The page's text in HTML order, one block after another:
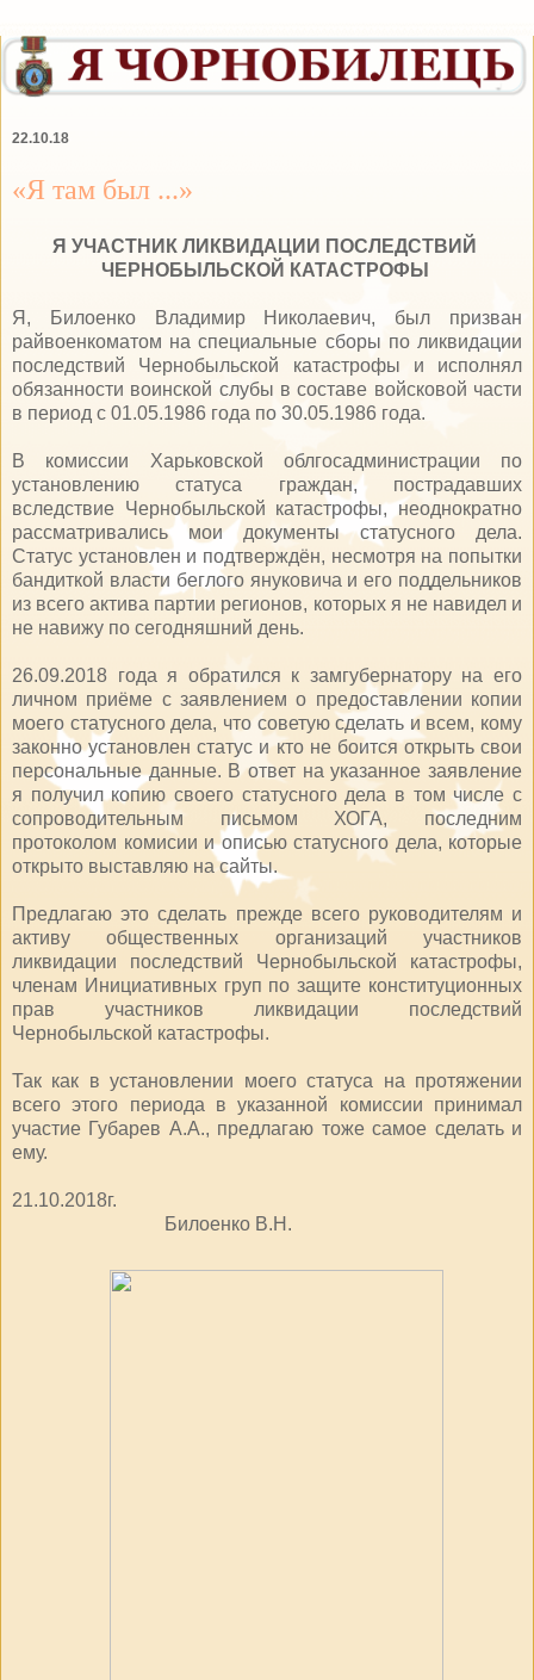
22.10.18
«Я там был ...»
Я УЧАСТНИК ЛИКВИДАЦИИ ПОСЛЕДСТВИЙ
ЧЕРНОБЫЛЬСКОЙ КАТАСТРОФЫ
Я, Билоенко Владимир Николаевич, был призван
райвоенкоматом на специальные сборы по ликвидации
последствий Чернобыльской катастрофы и исполнял
обязанности воинской слубы в составе войсковой части
в период с 01.05.1986 года по 30.05.1986 года.
В комиссии Харьковской облгосадминистрации по
установлению статуса граждан, пострадавших
вследствие Чернобыльской катастрофы, неоднократно
рассматривались мои документы статусного дела.
Статус установлен и подтверждён, несмотря на попытки
бандиткой власти беглого януковича и его поддельников
из всего актива партии регионов, которых я не навидел и
не навижу по сегодняшний день.
26.09.2018 года я обратился к замгубернатору на его
личном приёме с заявлением о предоставлении копии
моего статусного дела, что советую сделать и всем, кому
законно установлен статус и кто не боится открыть свои
персональные данные. В ответ на указанное заявление
я получил копию своего статусного дела в том числе с
сопроводительным письмом ХОГА, последним
протоколом комисии и описью статусного дела, которые
открыто выставляю на сайты.
Предлагаю это сделать прежде всего руководителям и
активу общественных организаций участников
ликвидации последствий Чернобыльской катастрофы,
членам Инициативных груп по защите конституционных
прав участников ликвидации последствий
Чернобыльской катастрофы.
Так как в установлении моего статуса на протяжении
всего этого периода в указанной комиссии принимал
участие Губарев А.А., предлагаю тоже самое сделать и
ему.
21.10.2018г.
Билоенко В.Н.